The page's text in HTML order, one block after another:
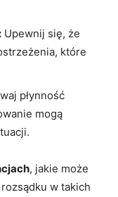
‌Upewnij się, że
które
płynność
mogą
, jakie‌ może
w takich